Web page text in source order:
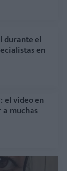
durante el
en
el video en
muchas